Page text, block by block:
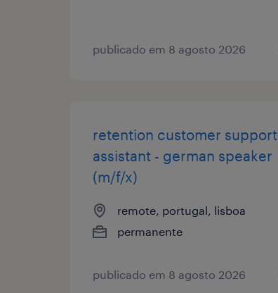
publicado em 8 agosto 2026
retention customer support
assistant - german speaker
(m/f/x)
remote, portugal, lisboa
permanente
publicado em 8 agosto 2026